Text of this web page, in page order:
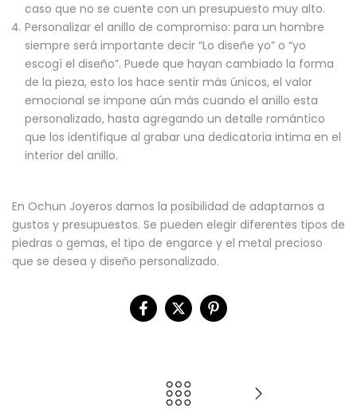
caso que no se cuente con un presupuesto muy alto.
Personalizar el anillo de compromiso: para un hombre
siempre será importante decir “Lo diseñe yo” o “yo
escogí el diseño”. Puede que hayan cambiado la forma
de la pieza, esto los hace sentir más únicos, el valor
emocional se impone aún más cuando el anillo esta
personalizado, hasta agregando un detalle romántico
que los identifique al grabar una dedicatoria intima en el
interior del anillo.
En Ochun Joyeros damos la posibilidad de adaptarnos a
gustos y presupuestos. Se pueden elegir diferentes tipos de
piedras o gemas, el tipo de engarce y el metal precioso
que se desea y diseño personalizado.